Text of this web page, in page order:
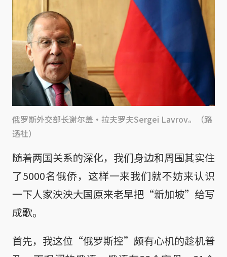
俄罗斯外交部长谢尔盖•拉夫罗夫Sergei Lavrov。（路
透社）
随着两国关系的深化，我们身边和周围其实住
了5000名俄侨，这样一来我们就不妨来认识
一下人家泱泱大国原来老早把“新加坡”给写
成歌。
首先，我这位“俄罗斯控”颇有心机的趁机普